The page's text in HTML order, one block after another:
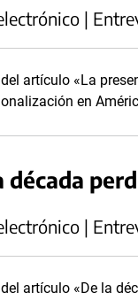
|
del artículo «La
en
década
|
artículo «De la